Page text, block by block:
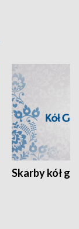
Skarby kół